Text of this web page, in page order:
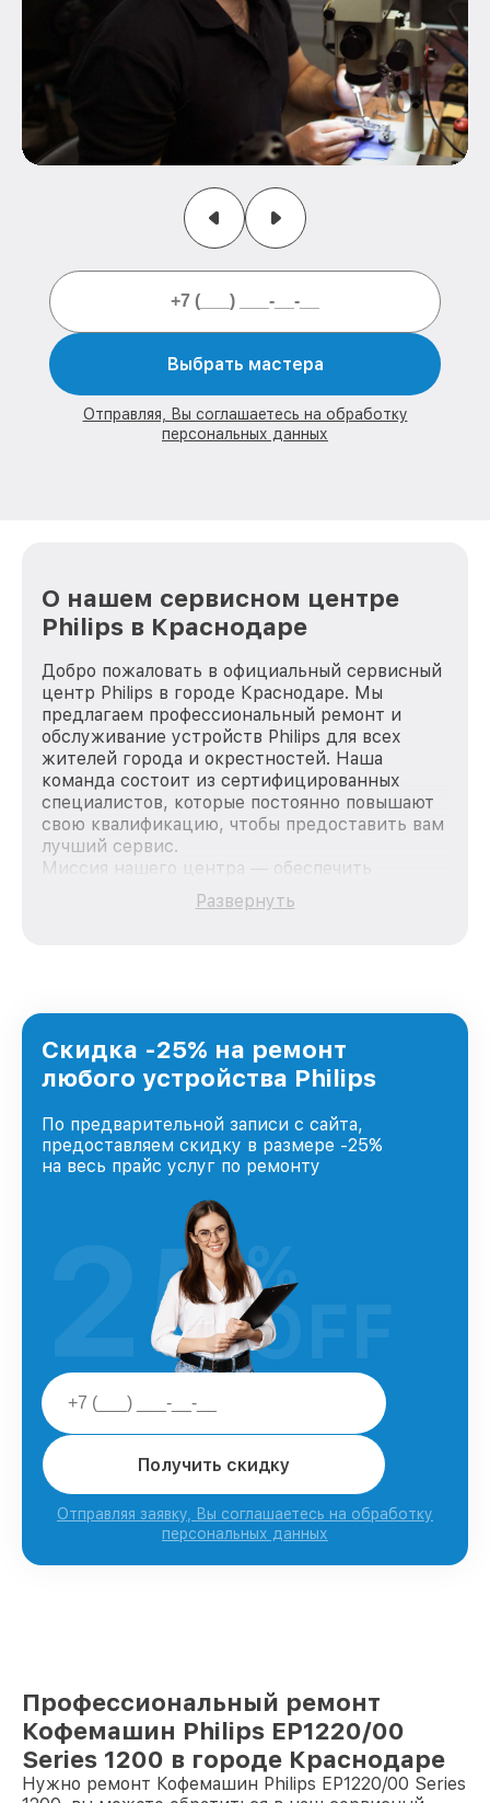
Выбрать мастера
Отправляя, Вы соглашаетесь на обработку
персональных данных
О нашем сервисном центре
Philips в Краснодаре
Добро пожаловать в официальный сервисный
центр Philips в городе Краснодаре. Мы
предлагаем профессиональный ремонт и
обслуживание устройств Philips для всех
жителей города и окрестностей. Наша
команда состоит из сертифицированных
специалистов, которые постоянно повышают
свою квалификацию, чтобы предоставить вам
лучший сервис.
Миссия нашего центра — обеспечить
качественный и доступный ремонт для
каждого пользователя продукции Philips, вне
Краснодаре, постоянно повышая уровень
доверия и лояльности наших клиентов.
Развернуть
Скидка -25% на ремонт
любого устройства Philips
По предварительной записи с сайта,
предоставляем скидку в размере -25%
на весь прайс услуг по ремонту
Получить скидку
Отправляя заявку, Вы соглашаетесь на обработку
персональных данных
25%
OFF
Профессиональный ремонт
Кофемашин Philips EP1220/00
Series 1200 в городе Краснодаре
Нужно ремонт Кофемашин Philips EP1220/00 Series